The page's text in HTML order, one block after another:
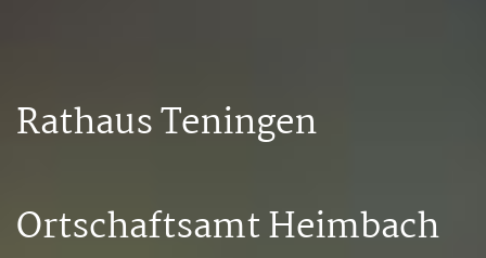
Rathaus Teningen
Ortschaftsamt Heimbach